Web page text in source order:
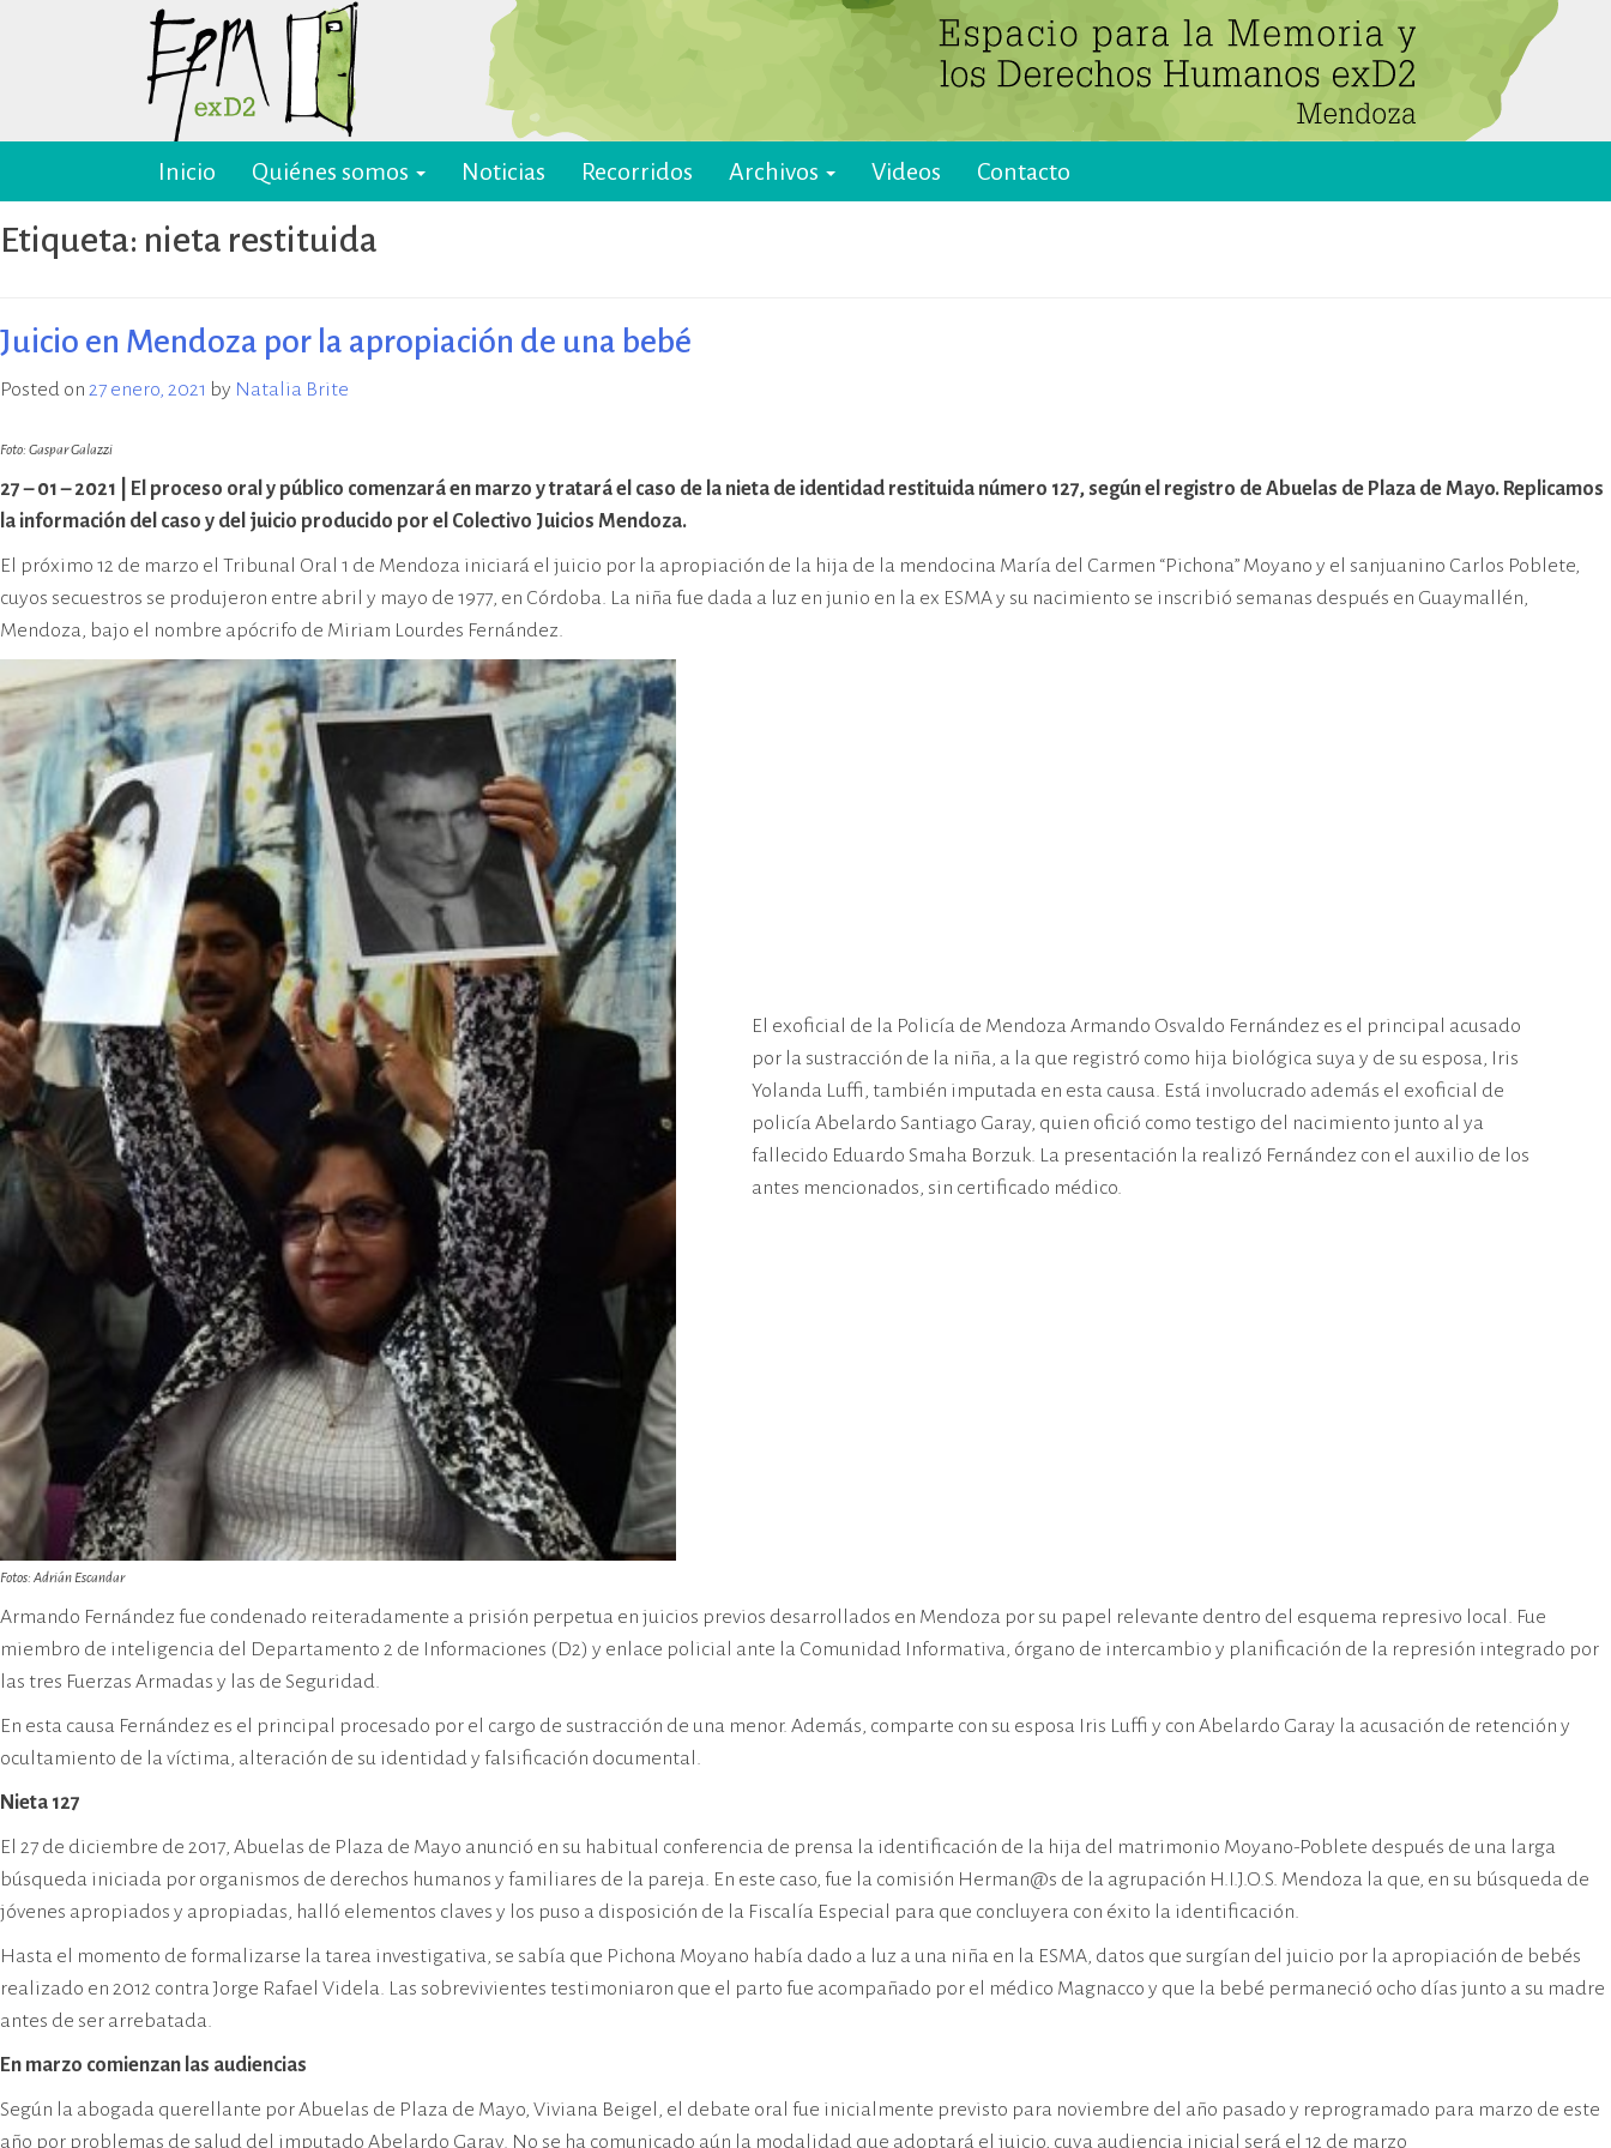
EPM ex-D2 Mendoza
El Espacio para la Memoria y los
Derechos Humanos exD2 (EPM
ex-D2) es un sitio recuperado para
promoción de los derechos
humanos. Sus instalaciones
pertenecieron al Departamento
a la represión política ilegal, antes
y durante la última dictadura
Centro Clandestino de Detención,
Tortura y Extermino más
importante del Gran Mendoza.
Inicio Quiénes somos Noticias Recorridos Archivos Videos Contacto
Etiqueta: nieta restituida
Juicio en Mendoza por la apropiación de una bebé
Posted on 27 enero, 2021 by Natalia Brite
Foto: Gaspar Galazzi
27 – 01 – 2021 | El proceso oral y público comenzará en marzo y tratará el caso de la nieta de identidad restituida número 127, según el registro de Abuelas de Plaza de Mayo. Replicamos
la información del caso y del juicio producido por el Colectivo Juicios Mendoza.
El próximo 12 de marzo el Tribunal Oral 1 de Mendoza iniciará el juicio por la apropiación de la hija de la mendocina María del Carmen “Pichona” Moyano y el sanjuanino Carlos Poblete,
cuyos secuestros se produjeron entre abril y mayo de 1977, en Córdoba. La niña fue dada a luz en junio en la ex ESMA y su nacimiento se inscribió semanas después en Guaymallén,
Mendoza, bajo el nombre apócrifo de Miriam Lourdes Fernández.
El exoficial de la Policía de Mendoza Armando Osvaldo Fernández es el principal acusado
por la sustracción de la niña, a la que registró como hija biológica suya y de su esposa, Iris
Yolanda Luffi, también imputada en esta causa. Está involucrado además el exoficial de
policía Abelardo Santiago Garay, quien ofició como testigo del nacimiento junto al ya
fallecido Eduardo Smaha Borzuk. La presentación la realizó Fernández con el auxilio de los
antes mencionados, sin certificado médico.
Fotos: Adrián Escandar
Armando Fernández fue condenado reiteradamente a prisión perpetua en juicios previos desarrollados en Mendoza por su papel relevante dentro del esquema represivo local. Fue
miembro de inteligencia del Departamento 2 de Informaciones (D2) y enlace policial ante la Comunidad Informativa, órgano de intercambio y planificación de la represión integrado por
las tres Fuerzas Armadas y las de Seguridad.
En esta causa Fernández es el principal procesado por el cargo de sustracción de una menor. Además, comparte con su esposa Iris Luffi y con Abelardo Garay la acusación de retención y
ocultamiento de la víctima, alteración de su identidad y falsificación documental.
Nieta 127
El 27 de diciembre de 2017, Abuelas de Plaza de Mayo anunció en su habitual conferencia de prensa la identificación de la hija del matrimonio Moyano-Poblete después de una larga
búsqueda iniciada por organismos de derechos humanos y familiares de la pareja. En este caso, fue la comisión Herman@s de la agrupación H.I.J.O.S. Mendoza la que, en su búsqueda de
jóvenes apropiados y apropiadas, halló elementos claves y los puso a disposición de la Fiscalía Especial para que concluyera con éxito la identificación.
Hasta el momento de formalizarse la tarea investigativa, se sabía que Pichona Moyano había dado a luz a una niña en la ESMA, datos que surgían del juicio por la apropiación de bebés
realizado en 2012 contra Jorge Rafael Videla. Las sobrevivientes testimoniaron que el parto fue acompañado por el médico Magnacco y que la bebé permaneció ocho días junto a su madre
antes de ser arrebatada.
En marzo comienzan las audiencias
Según la abogada querellante por Abuelas de Plaza de Mayo, Viviana Beigel, el debate oral fue inicialmente previsto para noviembre del año pasado y reprogramado para marzo de este
año por problemas de salud del imputado Abelardo Garay. No se ha comunicado aún la modalidad que adoptará el juicio, cuya audiencia inicial será el 12 de marzo